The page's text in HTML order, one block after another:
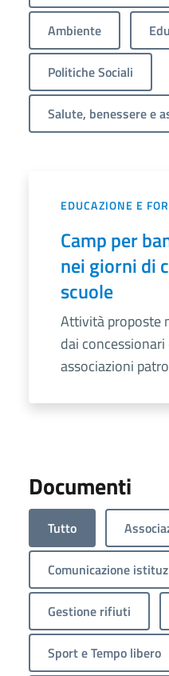
Ambiente
Politiche Sociali
Salute, benessere e
EDUCAZIONE E
Camp per
nei giorni di
scuole
Attività proposte
dai
associazioni
Documenti
Tutto
Comunicazione
Gestione rifiuti
Sport e Tempo libero